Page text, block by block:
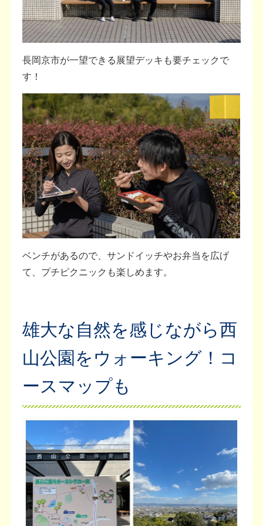
長岡京市が一望できる展望デッキも要チェックで
す！
ベンチがあるので、サンドイッチやお弁当を広げ
て、プチピクニックも楽しめます。
雄大な自然を感じながら西
山公園をウォーキング！コ
ースマップも